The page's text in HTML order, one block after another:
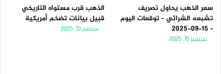
سعر الذهب يحاول تصريف
تشبعه الشرائي – توقعات اليوم
– 15-09-2025
سبتمبر 15, 2025
الذهب قرب مستواه التاريخي
قبيل بيانات تضخم أمريكية
سبتمبر 10, 2025